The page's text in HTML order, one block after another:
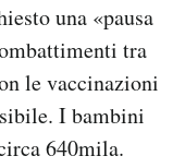
una «pausa
tra
le vaccinazioni
I bambini
640mila.